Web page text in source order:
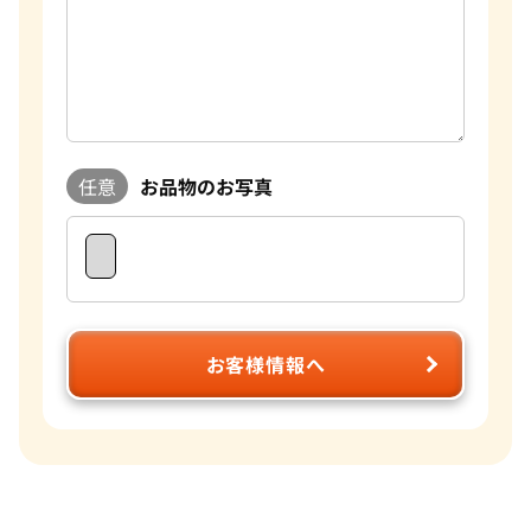
任意 お品物のお写真
お客様情報へ